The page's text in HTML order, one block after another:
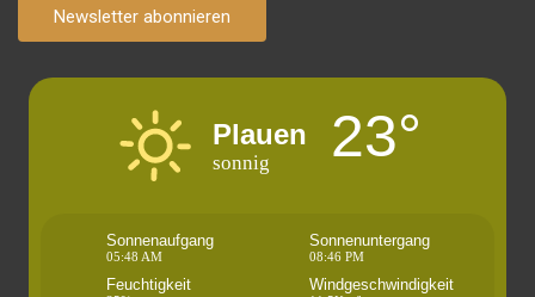
Newsletter abonnieren
Plauen
sonnig 23°
Sonnenaufgang
05:48 AM
Sonnenuntergang
08:46 PM
Feuchtigkeit Windgeschwindigkeit